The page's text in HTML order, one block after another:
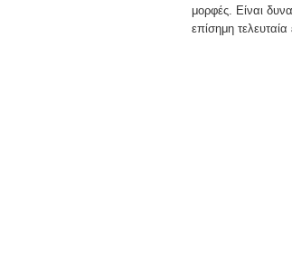
μορφές. Είναι
επίσημη